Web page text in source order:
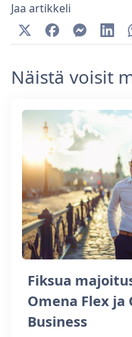
Jaa artikkeli
Näistä voisit
Fiksua
Omena Flex ja
Business